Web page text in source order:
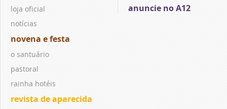
loja oficial
notícias
novena e festa
o santuário
pastoral
rainha hotéis
revista de aparecida
anuncie no A12